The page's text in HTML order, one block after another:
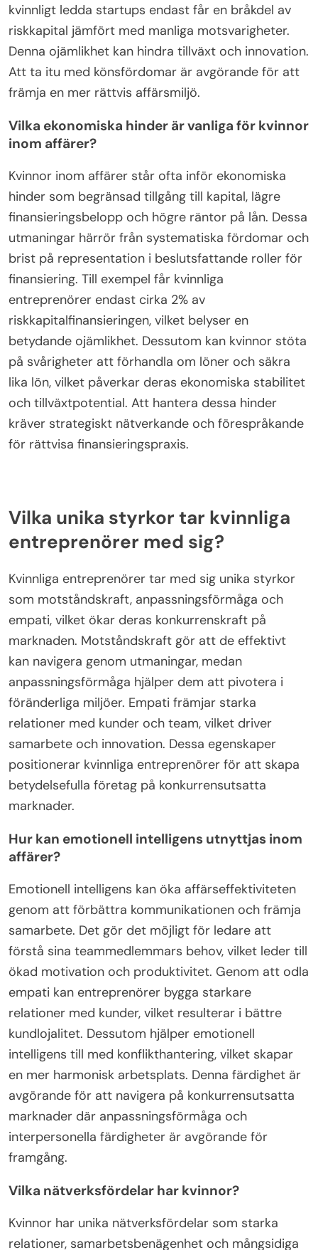
kvinnligt ledda startups endast får en bråkdel av
riskkapital jämfört med manliga motsvarigheter.
Denna ojämlikhet kan hindra tillväxt och innovation.
Att ta itu med könsfördomar är avgörande för att
främja en mer rättvis affärsmiljö.
Vilka ekonomiska hinder är vanliga för kvinnor
inom affärer?
Kvinnor inom affärer står ofta inför ekonomiska
hinder som begränsad tillgång till kapital, lägre
finansieringsbelopp och högre räntor på lån. Dessa
utmaningar härrör från systematiska fördomar och
brist på representation i beslutsfattande roller för
finansiering. Till exempel får kvinnliga
entreprenörer endast cirka 2% av
riskkapitalfinansieringen, vilket belyser en
betydande ojämlikhet. Dessutom kan kvinnor stöta
på svårigheter att förhandla om löner och säkra
lika lön, vilket påverkar deras ekonomiska stabilitet
och tillväxtpotential. Att hantera dessa hinder
kräver strategiskt nätverkande och förespråkande
för rättvisa finansieringspraxis.
Vilka unika styrkor tar kvinnliga
entreprenörer med sig?
Kvinnliga entreprenörer tar med sig unika styrkor
som motståndskraft, anpassningsförmåga och
empati, vilket ökar deras konkurrenskraft på
marknaden. Motståndskraft gör att de effektivt
kan navigera genom utmaningar, medan
föränderliga miljöer. Empati främjar starka
relationer med kunder och team, vilket driver
samarbete och innovation. Dessa egenskaper
positionerar kvinnliga entreprenörer för att skapa
betydelsefulla företag på konkurrensutsatta
marknader.
Hur kan emotionell intelligens utnyttjas inom
affärer?
Emotionell intelligens kan öka affärseffektiviteten
genom att förbättra kommunikationen och främja
samarbete. Det gör det möjligt för ledare att
förstå sina teammedlemmars behov, vilket leder till
ökad motivation och produktivitet. Genom att odla
empati kan entreprenörer bygga starkare
relationer med kunder, vilket resulterar i bättre
intelligens till med konflikthantering, vilket skapar
en mer harmonisk arbetsplats. Denna färdighet är
avgörande för att navigera på konkurrensutsatta